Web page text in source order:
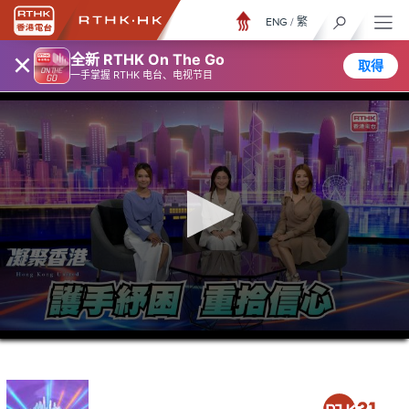
× 全新 RTHK On The Go
一手掌握 RTHK 电台、电视节目
取得
ENG / 繁
0
seconds
minutes,
6